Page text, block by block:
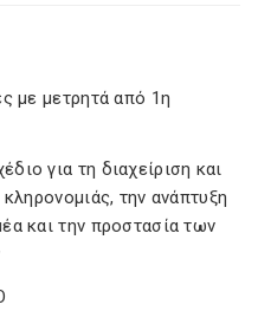
με μετρητά από 1η
για τη διαχείριση και
την ανάπτυξη
και την προστασία των